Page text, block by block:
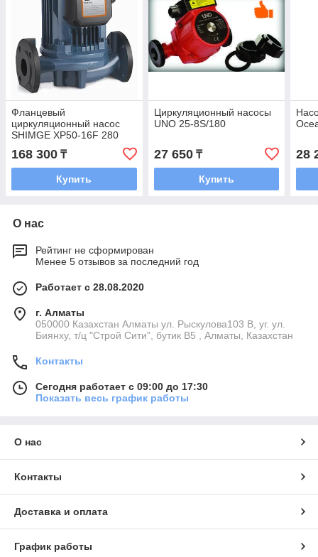
Фланцевый
циркуляционный насос
SHIMGE XP50-16F 280
168 300 ₸
Купить
Циркуляционный насосы
UNO 25-8S/180
27 650₸
Купить
28
О нас
Рейтинг не сформирован
Менее 5 отзывов за последний год
Работает с 28.08.2020
г. Алматы
050000 Казахстан Алматы ул. Рыскулова103 В, уг. ул.
Биянху, т/ц "Строй Сити", бутик В5 , Алматы, Казахстан
Контакты
Сегодня работает с 09:00 до 17:30
Показать весь график работы
О нас
Контакты
Доставка и оплата
График работы